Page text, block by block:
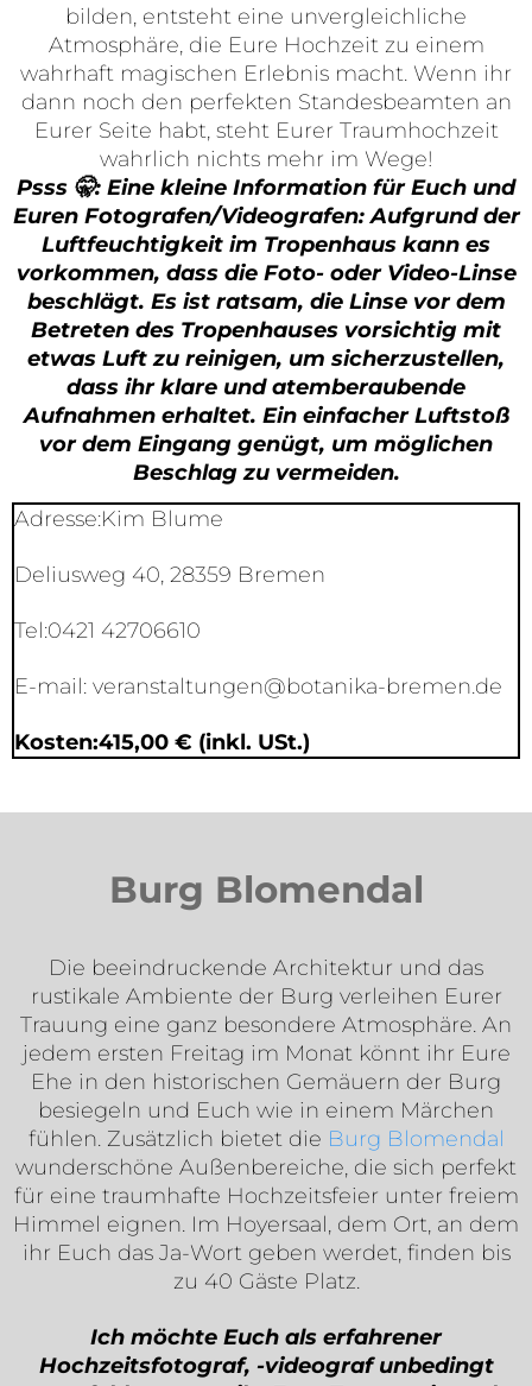
bilden, entsteht eine unvergleichliche
Atmosphäre, die Eure Hochzeit zu einem
wahrhaft magischen Erlebnis macht. Wenn ihr
dann noch den perfekten Standesbeamten an
Eurer Seite habt, steht Eurer Traumhochzeit
wahrlich nichts mehr im Wege!
Psss 🤫: Eine kleine Information für Euch und
Euren Fotografen/Videografen: Aufgrund der
Luftfeuchtigkeit im Tropenhaus kann es
vorkommen, dass die Foto- oder Video-Linse
beschlägt. Es ist ratsam, die Linse vor dem
Betreten des Tropenhauses vorsichtig mit
etwas Luft zu reinigen, um sicherzustellen,
dass ihr klare und atemberaubende
Aufnahmen erhaltet. Ein einfacher Luftstoß
vor dem Eingang genügt, um möglichen
Beschlag zu vermeiden.
Adresse:Kim Blume
Deliusweg 40, 28359 Bremen
Tel:0421 42706610
E-mail: veranstaltungen@botanika-bremen.de
Kosten:415,00 € (inkl. USt.)
Burg Blomendal​
Die beeindruckende Architektur und das
rustikale Ambiente der Burg verleihen Eurer
Trauung eine ganz besondere Atmosphäre. An
jedem ersten Freitag im Monat könnt ihr Eure
Ehe in den historischen Gemäuern der Burg
besiegeln und Euch wie in einem Märchen
fühlen. Zusätzlich bietet die Burg Blomendal
wunderschöne Außenbereiche, die sich perfekt
für eine traumhafte Hochzeitsfeier unter freiem
Himmel eignen. Im Hoyersaal, dem Ort, an dem
ihr Euch das Ja-Wort geben werdet, finden bis
zu 40 Gäste Platz.
Ich möchte Euch als erfahrener
Hochzeitsfotograf, -videograf unbedingt